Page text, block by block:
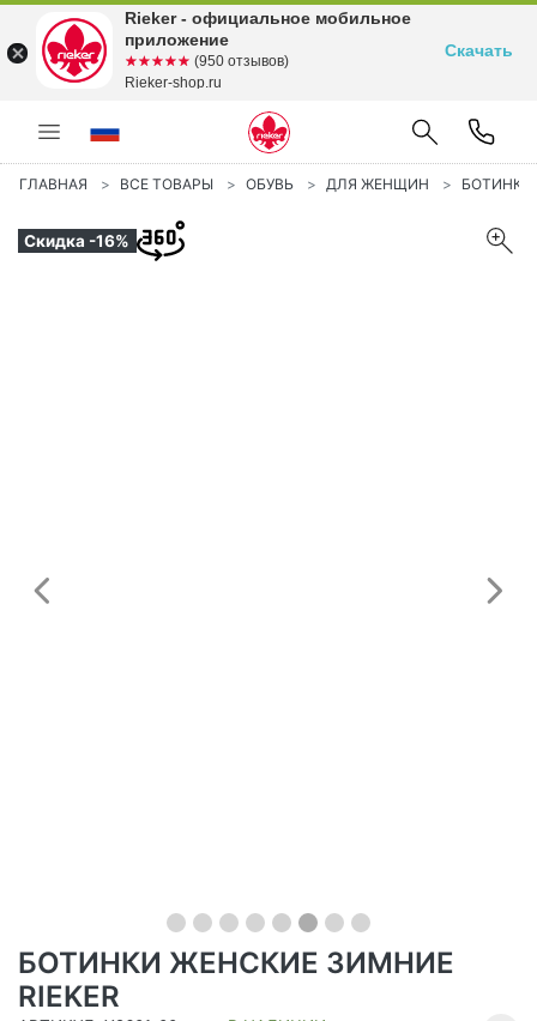
ГЛАВНАЯ ВСЕ ТОВАРЫ ОБУВЬ ДЛЯ ЖЕНЩИН БОТИНКИ
Скидка -16%
Предыдущий
БОТИНКИ ЖЕНСКИЕ ЗИМНИЕ
RIEKER
Rieker - официальное мобильное
приложение
☆☆☆☆☆
★★★★★ (950 отзывов)
Rieker-shop.ru
Скачать